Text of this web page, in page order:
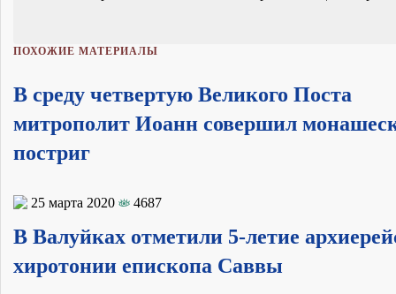
ПОХОЖИЕ МАТЕРИАЛЫ
В среду четвертую Великого Поста
митрополит Иоанн совершил
постриг
25 марта 2020 4687
В Валуйках отметили 5-летие
хиротонии епископа Саввы